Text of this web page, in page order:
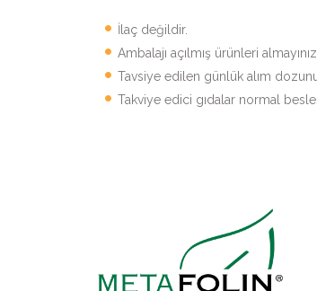
İlaç değildir.
Ambalajı açılmış ürünleri almayınız.
Tavsiye edilen günlük alım dozunu
Takviye edici gıdalar normal